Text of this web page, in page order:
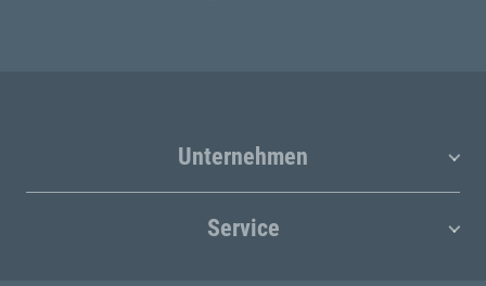
Unternehmen
Service